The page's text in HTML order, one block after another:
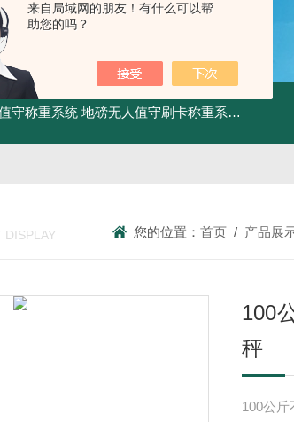
来自局域网的朋友！有什么可以帮
助您的吗？
守称重系统 地磅无人值守刷卡称重系统
DISPLAY 您的位置：首页 / 产品展
100
秤
100公